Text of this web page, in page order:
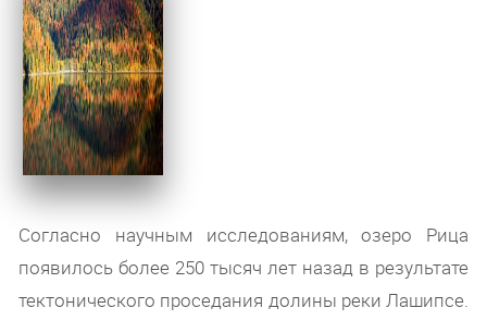
Согласно научным исследованиям, озеро Рица
появилось более 250 тысяч лет назад в результате
тектонического проседания долины реки Лашипсе.